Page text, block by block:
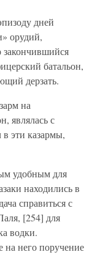
дней
орудий,
закончившийся
батальон,
дерзать.
на
являлась с
эти казармы,
удобным для
находились в
справиться с
[254] для
водки.
него поручение